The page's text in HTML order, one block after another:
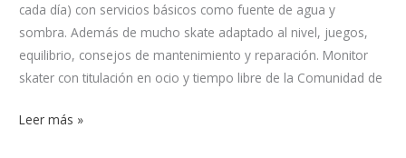
cada día) con servicios básicos como fuente de agua y
sombra. Además de mucho skate adaptado al nivel, juegos,
equilibrio, consejos de mantenimiento y reparación. Monitor
skater con titulación en ocio y tiempo libre de la Comunidad de
Leer más »